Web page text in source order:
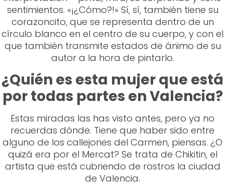
¿Quién es esta mujer que está
por todas partes en Valencia?
Estas miradas las has visto antes, pero ya no
recuerdas dónde. Tiene que haber sido entre
alguno de los callejones del Carmen, piensas. ¿O
quizá era por el Mercat? Se trata de Chikitin, el
artista que está cubriendo de rostros la ciudad
de Valencia.
Chikitin indica
que “estos seres
de varios ojos
hacen referencia